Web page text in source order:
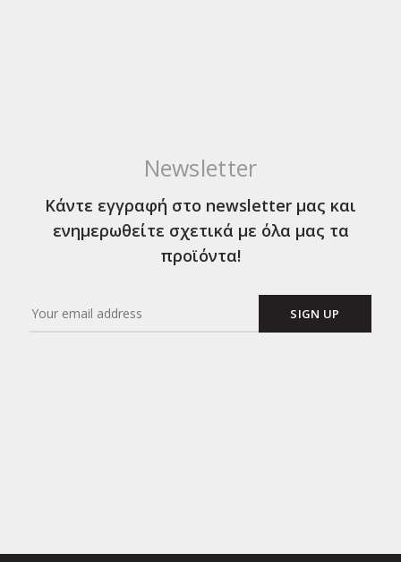
Newsletter
Κάντε εγγραφή στο newsletter μας και
ενημερωθείτε σχετικά με όλα μας τα
προϊόντα!